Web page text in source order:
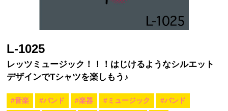
L-1025
レッツミュージック！！！はじけるようなシルエット
デザインでTシャツを楽しもう♪
#音楽 #バンド #楽器 #ミュージック #バンド